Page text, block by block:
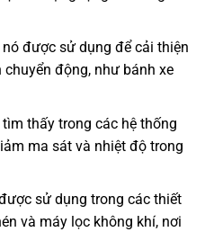
được sử dụng để cải thiện
động, như bánh xe
thấy trong các hệ thống
ma sát và nhiệt độ trong
sử dụng trong các thiết
và máy lọc không khí, nơi